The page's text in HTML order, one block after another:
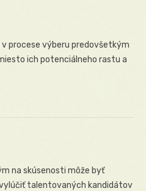
procese výberu predovšetkým
ich potenciálneho rastu a
na skúsenosti môže byť
talentovaných kandidátov